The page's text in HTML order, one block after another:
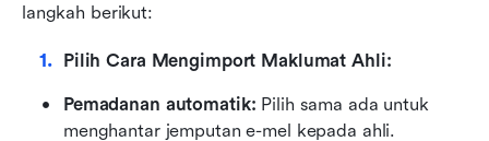
langkah berikut:
Pilih Cara Mengimport Maklumat Ahli:
Pemadanan automatik: Pilih sama ada untuk
menghantar jemputan e-mel kepada ahli.